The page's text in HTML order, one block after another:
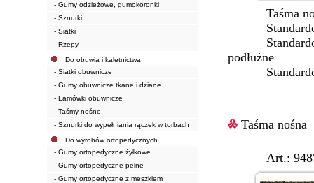
- Gumy odzieżowe, gumokoronki
- Sznurki
- Siatki
- Rzepy
Do obuwia i kaletnictwa
- Siatki obuwnicze
- Gumy obuwnicze tkane i dziane
- Lamówki obuwnicze
- Taśmy nośne
- Sznurki do wypełniania rączek w torbach
Do wyrobów ortopedycznych
- Gumy ortopedyczne żyłkowe
- Gumy ortopedyczne pełne
- Gumy ortopedyczne z meszkiem
Taśma
Standardowe
podłużne w
Taśma nośna
Art.: 9487/